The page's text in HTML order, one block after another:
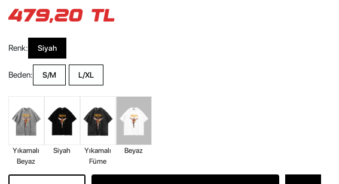
479,20 TL
Renk: Siyah
Beden: S/M L/XL
Yıkamalı
Beyaz
Siyah
Yıkamalı
Füme
Beyaz